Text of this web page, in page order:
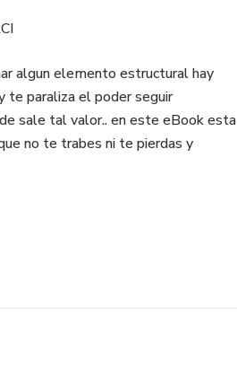
algun elemento estructural hay
te paraliza el poder seguir
sale tal valor.. en este eBook esta
no te trabes ni te pierdas y